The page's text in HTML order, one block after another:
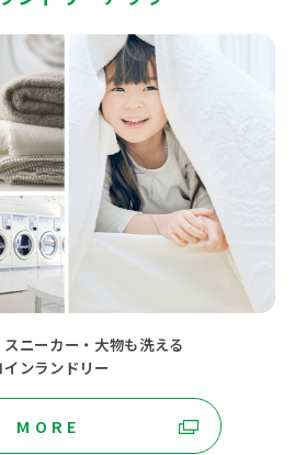
ニーカー・大物も洗える
インランドリー
MORE